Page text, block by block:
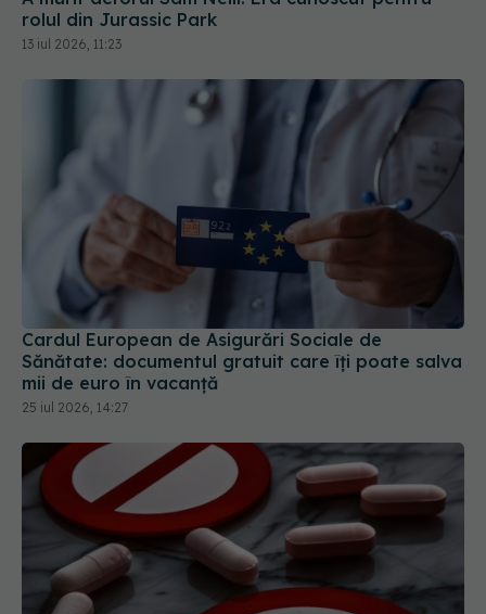
Cardul European de Asigurări Sociale de
Sănătate: documentul gratuit care îți poate salva
mii de euro în vacanță
25 iul 2026, 14:27